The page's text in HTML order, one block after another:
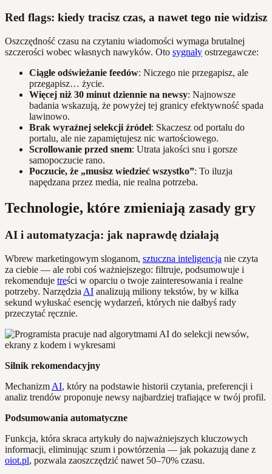
Red flags: kiedy tracisz czas, a nawet tego nie widzisz
Oszczędność czasu na czytaniu wiadomości wymaga brutalnej
szczerości wobec własnych nawyków. Oto sygnały ostrzegawcze:
Ciągłe odświeżanie feedów: Niczego nie przegapisz, ale
przegapisz… życie.
Więcej niż 30 minut dziennie na newsy: Najnowsze
badania wskazują, że powyżej tej granicy efektywność spada
lawinowo.
Brak wyraźnej selekcji źródeł: Skaczesz od portalu do
portalu, ale nie zapamiętujesz nic wartościowego.
Scrollowanie przed snem: Utrata jakości snu i gorsze
samopoczucie rano.
Poczucie, że „musisz wiedzieć wszystko”: To iluzja
napędzana przez media, nie realna potrzeba.
Technologie, które zmieniają zasady gry
AI i automatyzacja: jak naprawdę działają
Wbrew marketingowym sloganom, sztuczna inteligencja nie czyta
za ciebie — ale robi coś ważniejszego: filtruje, podsumowuje i
rekomenduje treści w oparciu o twoje zainteresowania i realne
potrzeby. Narzędzia AI analizują miliony tekstów, by w kilka
sekund wyłuskać esencję wydarzeń, których nie dałbyś rady
przeczytać ręcznie.
Silnik rekomendacyjny
Mechanizm AI, który na podstawie historii czytania, preferencji i
analiz trendów proponuje newsy najbardziej trafiające w twój profil.
Podsumowania automatyczne
Funkcja, która skraca artykuły do najważniejszych kluczowych
informacji, eliminując szum i powtórzenia — jak pokazują dane z
oiot.pl, pozwala zaoszczędzić nawet 50–70% czasu.